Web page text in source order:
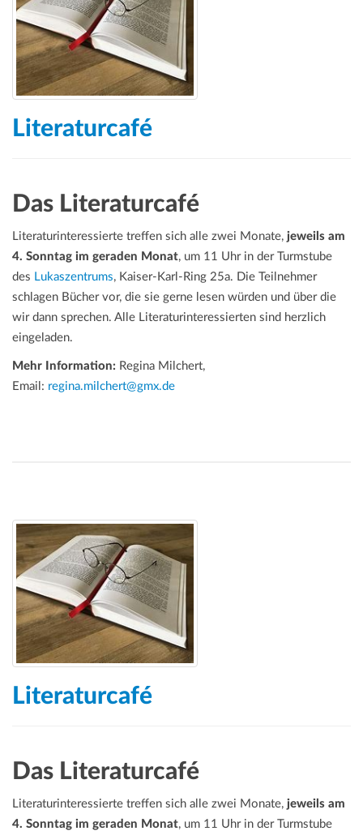
Literaturcafé
Das Literaturcafé
Literaturinteressierte treffen sich alle zwei Monate, jeweils am
4. Sonntag im geraden Monat, um 11 Uhr in der Turmstube
des Lukaszentrums, Kaiser-Karl-Ring 25a. Die Teilnehmer
schlagen Bücher vor, die sie gerne lesen würden und über die
wir dann sprechen. Alle Literaturinteressierten sind herzlich
eingeladen.
Mehr Information: Regina Milchert,
Email: regina.milchert@gmx.de
Literaturcafé
Das Literaturcafé
Literaturinteressierte treffen sich alle zwei Monate, jeweils am
4. Sonntag im geraden Monat, um 11 Uhr in der Turmstube